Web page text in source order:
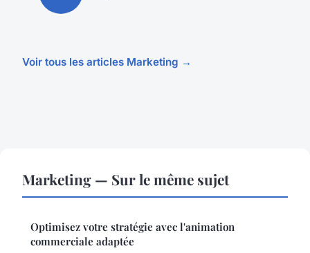
Voir tous les articles Marketing →
Marketing — Sur le même sujet
Optimisez votre stratégie avec l'animation
commerciale adaptée